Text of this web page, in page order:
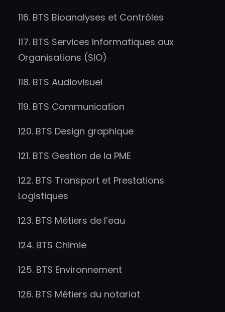
116. BTS Bioanalyses et Contrôles
117. BTS Services Informatiques aux
Organisations (SIO)
118. BTS Audiovisuel
119. BTS Communication
120. BTS Design graphique
121. BTS Gestion de la PME
122. BTS Transport et Prestations
Logistiques
123. BTS Métiers de l’eau
124. BTS Chimie
125. BTS Environnement
126. BTS Métiers du notariat